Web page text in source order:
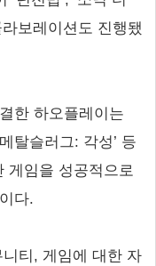
라보레이션도 진행됐
한 하오플레이는
탈슬러그: 각성’ 등
게임을 성공적으로
다.
티, 게임에 대한 자